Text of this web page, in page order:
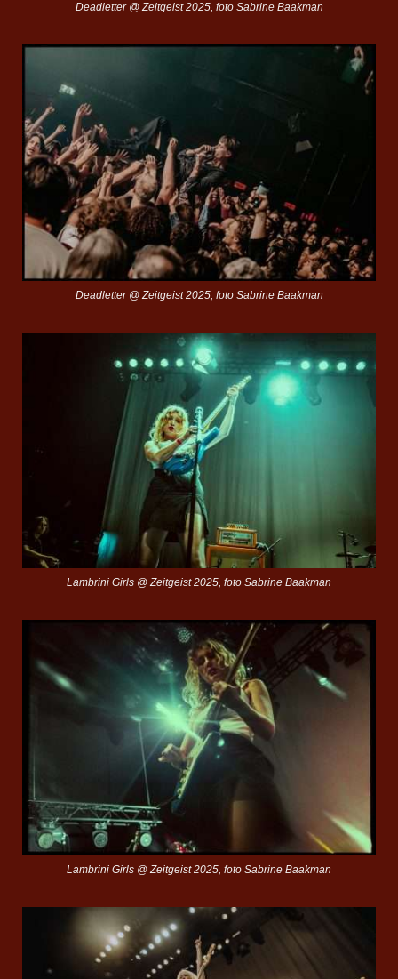
Deadletter @ Zeitgeist 2025, foto Sabrine Baakman
Deadletter @ Zeitgeist 2025, foto Sabrine Baakman
Lambrini Girls @ Zeitgeist 2025, foto Sabrine Baakman
Lambrini Girls @ Zeitgeist 2025, foto Sabrine Baakman